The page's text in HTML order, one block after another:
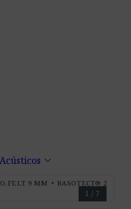
keyboard_arrow_down
Tabique Acústico para Escritorio Pro.Felt D.1
9 MM + BASOTECT® 2
1 / 7